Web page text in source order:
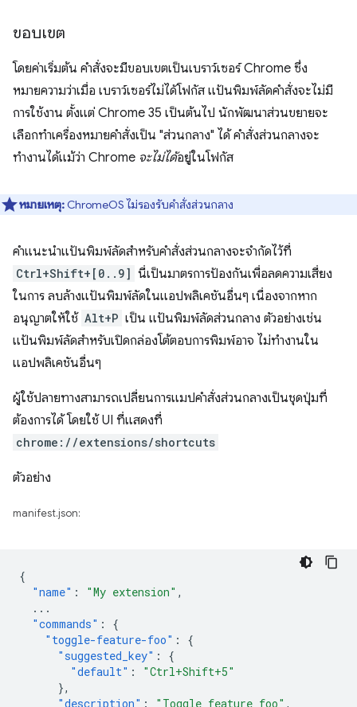
ขอบเขต
โดยค่าเริ่มต้น คำสั่งจะมีขอบเขตเป็นเบราว์เซอร์ Chrome ซึ่ง
หมายความว่าเมื่อ เบราว์เซอร์ไม่ได้โฟกัส แป้นพิมพ์ลัดคำสั่งจะไม่มี
การใช้งาน ตั้งแต่ Chrome 35 เป็นต้นไป นักพัฒนาส่วนขยายจะ
เลือกทำเครื่องหมายคำสั่งเป็น "ส่วนกลาง" ได้ คำสั่งส่วนกลางจะ
ทำงานได้แม้ว่า Chrome จะไม่ได้อยู่ในโฟกัส
หมายเหตุ: ChromeOS ไม่รองรับคำสั่งส่วนกลาง
คำแนะนำแป้นพิมพ์ลัดสำหรับคำสั่งส่วนกลางจะจำกัดไว้ที่
Ctrl+Shift+[0..9] นี่เป็นมาตรการป้องกันเพื่อลดความเสี่ยง
ในการ ลบล้างแป้นพิมพ์ลัดในแอปพลิเคชันอื่นๆ เนื่องจากหาก
อนุญาตให้ใช้ Alt+P เป็น แป้นพิมพ์ลัดส่วนกลาง ตัวอย่างเช่น
แป้นพิมพ์ลัดสำหรับเปิดกล่องโต้ตอบการพิมพ์อาจ ไม่ทำงานใน
แอปพลิเคชันอื่นๆ
ผู้ใช้ปลายทางสามารถเปลี่ยนการแมปคำสั่งส่วนกลางเป็นชุดปุ่มที่
ต้องการได้ โดยใช้ UI ที่แสดงที่
chrome://extensions/shortcuts
ตัวอย่าง
manifest.json:
{
"name" : "My extension" ,
...
"commands" :
{
"toggle-feature-foo" :
{
"suggested_key" :
{
"default" :
"Ctrl+Shift+5"
},
"description" : "Toggle feature foo" ,